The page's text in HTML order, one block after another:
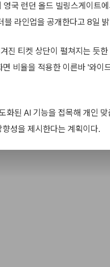
국 런던 올드 빌링스게이트
라인업을 공개한다고 8일
진 티켓 상단이 펼쳐지는 듯
비율을 적용한 이른바 '와이
화된 AI 기능을 접목해 개인
성을 제시한다는 계획이다.